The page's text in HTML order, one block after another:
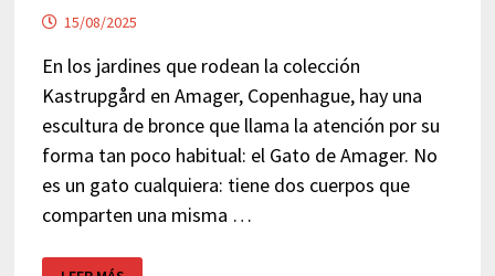
15/08/2025
En los jardines que rodean la colección
Kastrupgård en Amager, Copenhague, hay una
escultura de bronce que llama la atención por su
forma tan poco habitual: el Gato de Amager. No
es un gato cualquiera: tiene dos cuerpos que
comparten una misma …
AMAGERKATTEN: